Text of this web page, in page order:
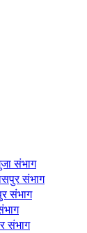
संभाग
संभाग
संभाग
संभाग